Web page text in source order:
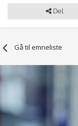
Del
Gå til emneliste